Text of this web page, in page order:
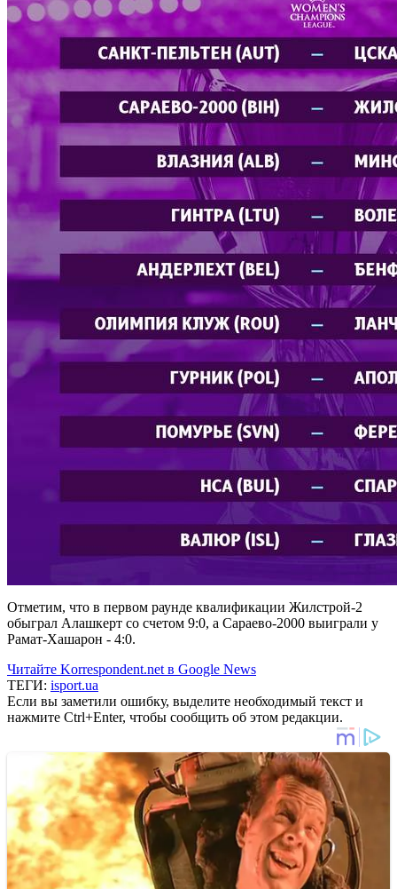
Отметим, что в первом раунде квалификации Жилстрой-2
обыграл Алашкерт со счетом 9:0, а Сараево-2000 выиграли у
Рамат-Хашарон - 4:0.
Читайте Korrespondent.net в Google News
ТЕГИ: isport.ua
Если вы заметили ошибку, выделите необходимый текст и
нажмите Ctrl+Enter, чтобы сообщить об этом редакции.